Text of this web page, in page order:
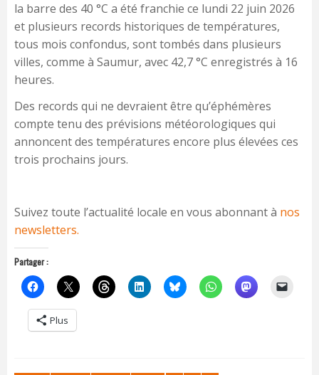
la barre des 40 °C a été franchie ce lundi 22 juin 2026
et plusieurs records historiques de températures,
tous mois confondus, sont tombés dans plusieurs
villes, comme à Saumur, avec 42,7 °C enregistrés à 16
heures.
Des records qui ne devraient être qu’éphémères
compte tenu des prévisions météorologiques qui
annoncent des températures encore plus élevées ces
trois prochains jours.
Suivez toute l’actualité locale en vous abonnant à nos
newsletters.
Partager :
Plus